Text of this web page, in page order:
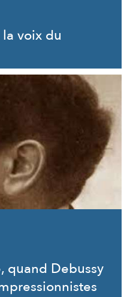
voix du
quand Debussy